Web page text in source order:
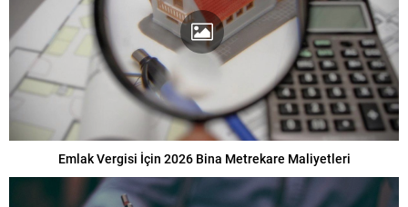
Emlak Vergisi İçin 2026 Bina Metrekare Maliyetleri